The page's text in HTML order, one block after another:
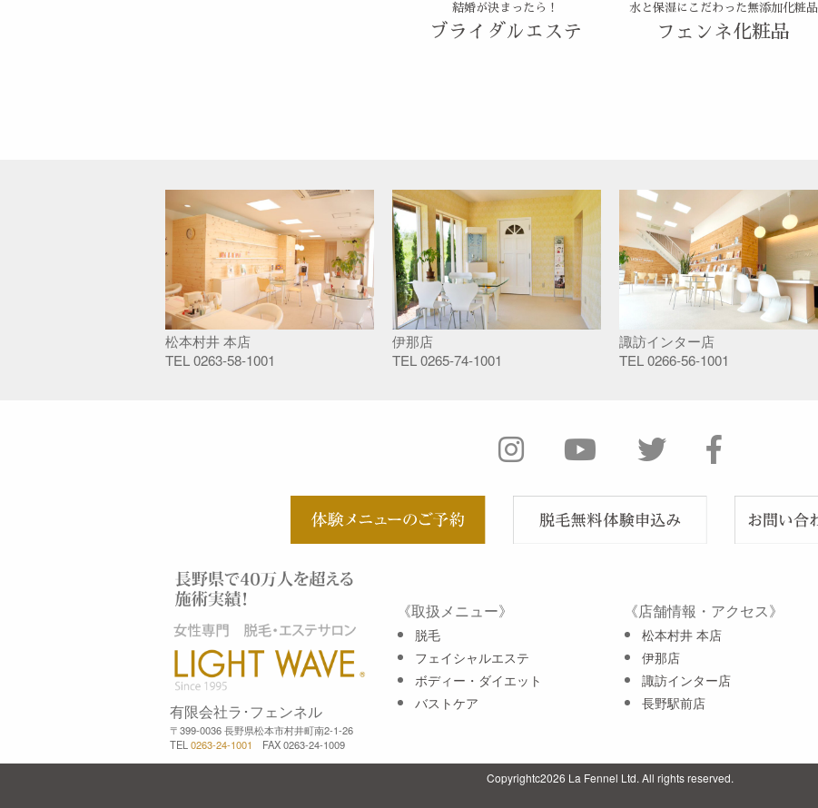
結婚が決まったら！
ブライダルエステ
水と保湿にこだわった無添加化粧品
フェンネ化粧品
松本村井 本店
TEL0263-58-1001
伊那店
TEL0265-74-1001
諏訪インター店
TEL0266-56-1001
有限会社ラ･フェンネル
〒399-0036 長野県松本市村井町南2-1-26
TEL 0263-24-1001 FAX 0263-24-1009
《取扱メニュー》
脱毛
フェイシャルエステ
ボディー・ダイエット
バストケア
《店舗情報・アクセス》
松本村井 本店
伊那店
諏訪インター店
長野駅前店
Copyrightc2026 La Fennel Ltd. All rights reserved.